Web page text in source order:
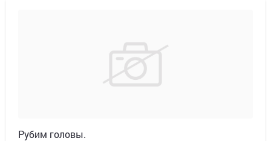
Рубим головы.